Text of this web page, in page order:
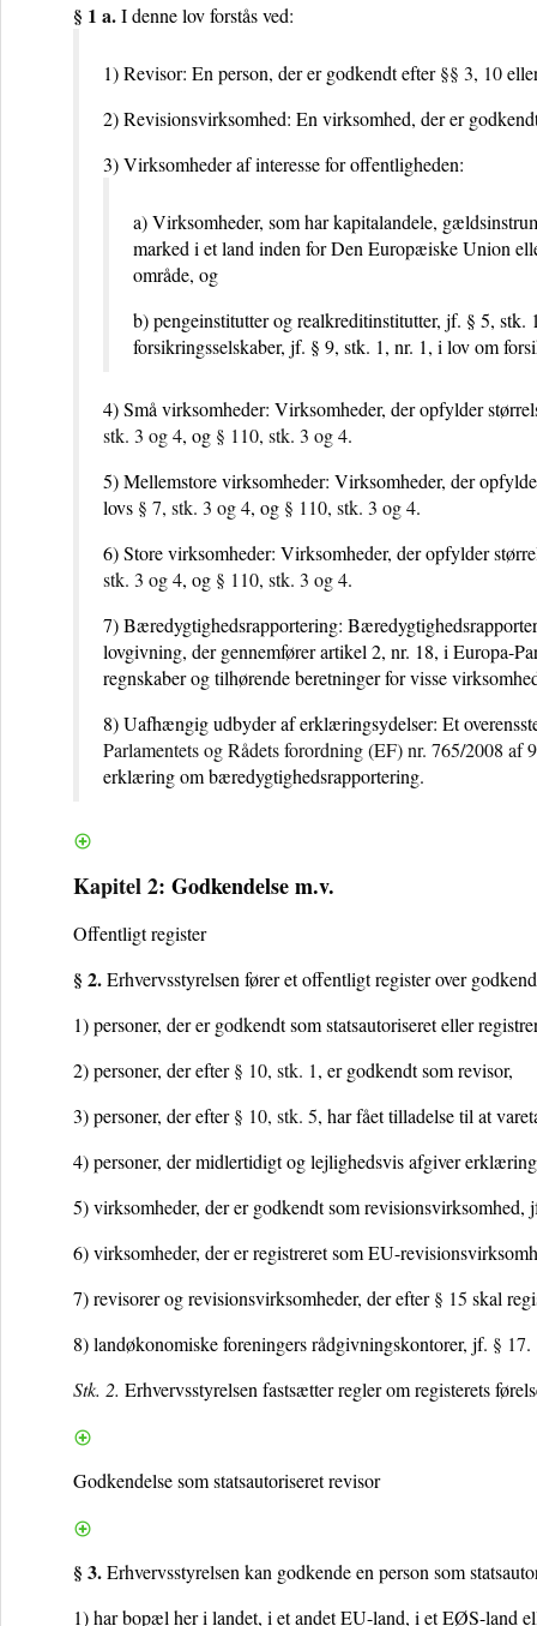
§ 1 a.I denne lov forstås ved:
1) Revisor: En person, der er godkendt efter§§ 3, 10
2) Revisionsvirksomhed: En virksomhed, der er
3) Virksomheder af interesse for offentligheden:
a) Virksomheder, som har kapitalandele,
marked i et land inden for Den Europæiske Union
område, og
b) pengeinstitutter og realkreditinstitutter, jf. § 5,
forsikringsselskaber, jf. § 9, stk. 1, nr. 1, i lov om
4) Små virksomheder: Virksomheder, der opfylder
stk. 3 og 4, og § 110, stk. 3 og 4.
5) Mellemstore virksomheder: Virksomheder, der
lovs § 7, stk. 3 og 4, og § 110, stk. 3 og 4.
6) Store virksomheder: Virksomheder, der opfylder
stk. 3 og 4, og § 110, stk. 3 og 4.
7) Bæredygtighedsrapportering:
lovgivning, der gennemfører artikel 2, nr. 18, i Europa-
regnskaber og tilhørende beretninger for visse
8) Uafhængig udbyder af erklæringsydelser: Et
Parlamentets og Rådets forordning (EF) nr. 765/2008 af
erklæring om bæredygtighedsrapportering.
Kapitel 2: Godkendelse m.v.
Offentligt register
§ 2.Erhvervsstyrelsen fører et offentligt register over
1) personer, der er godkendt som statsautoriseret eller
2) personer, der efter§ 10, stk. 1, er godkendt som revisor,
3) personer, der efter§ 10, stk. 5, har fået tilladelse til at
4) personer, der midlertidigt og lejlighedsvis afgiver
5) virksomheder, der er godkendt som revisionsvirksomhed,
6) virksomheder, der er registreret som EU-
7) revisorer og revisionsvirksomheder, der efter§ 15 skal
8) landøkonomiske foreningers rådgivningskontorer, jf. § 17.
Stk. 2. Erhvervsstyrelsen fastsætter regler om registerets
Godkendelse som statsautoriseret revisor
§ 3.Erhvervsstyrelsen kan godkende en person som
1) har bopæl her i landet, i et andet EU-land, i et EØS-land